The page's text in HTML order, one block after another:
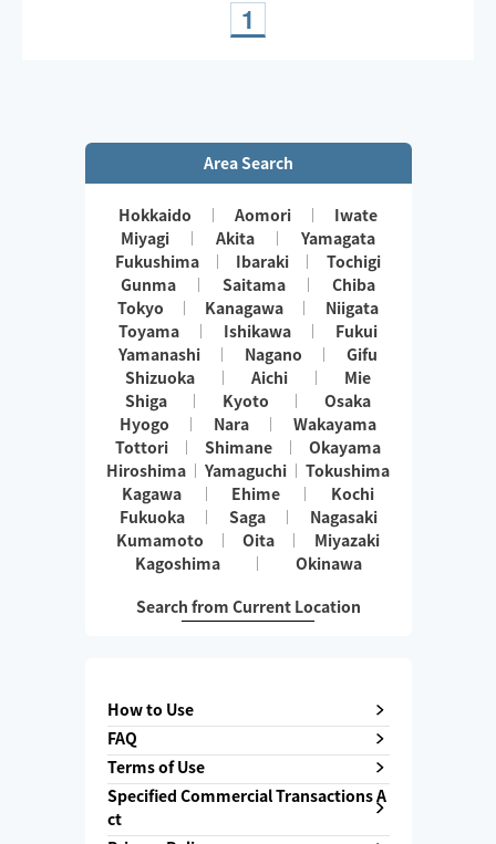
1
Area Search
Hokkaido Aomori
Iwate
Miyagi
Akita
Yamagata
Fukushima
Ibaraki
Tochigi
Gunma
Saitama
Chiba
Tokyo
Kanagawa
Niigata
Toyama
Ishikawa
Fukui
Yamanashi
Nagano
Gifu
Shizuoka
Aichi
Mie
Shiga
Kyoto
Osaka
Hyogo
Nara
Wakayama
Tottori
Shimane
Okayama
Hiroshima
Yamaguchi
Tokushima
Kagawa
Ehime
Kochi
Fukuoka
Saga
Nagasaki
Kumamoto
Oita
Miyazaki
Kagoshima
Okinawa
Search from Current Location
How to Use
FAQ
Terms of Use
Specified Commercial Transactions A
ct